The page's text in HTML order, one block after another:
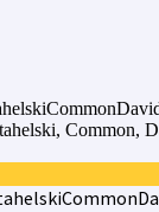
Common,
Common